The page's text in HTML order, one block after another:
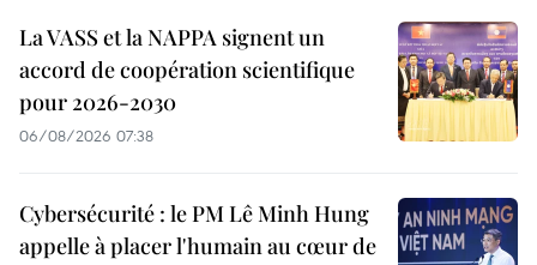
La VASS et la NAPPA signent un
accord de coopération scientifique
pour 2026-2030
06/08/2026 07:38
Cybersécurité : le PM Lê Minh Hung
appelle à placer l'humain au cœur de